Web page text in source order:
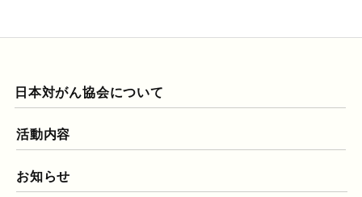
日本対がん協会について
活動内容
お知らせ